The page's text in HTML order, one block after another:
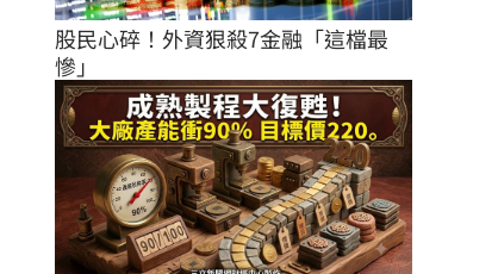
股民心碎！外資狠殺7金融「這檔最
慘」